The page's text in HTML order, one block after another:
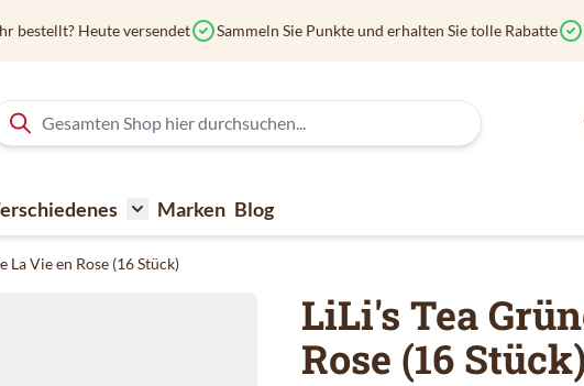
bestellt? Heute versendet Sammeln Sie Punkte und erhalten Sie tolle Rabatte
Kaffee
submenu for Kaffeezubehör
Toggle submenu for Verschiedenes
Marken Blog
La Vie en Rose (16 Stück)
LiLi's Tea
Rose (16 Stück)